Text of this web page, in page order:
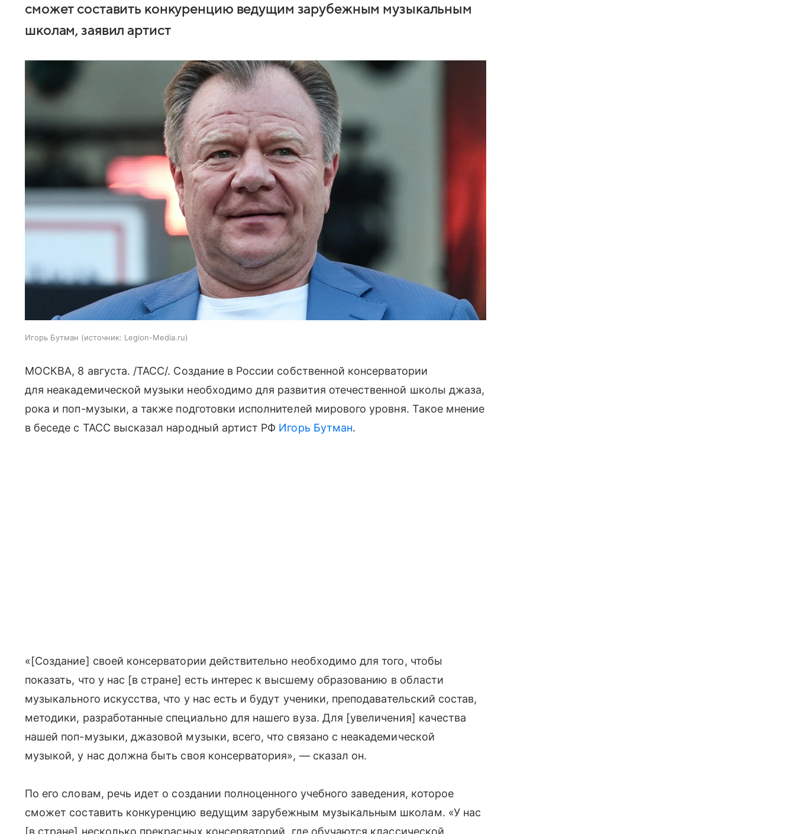
сможет составить конкуренцию ведущим зарубежным музыкальным
школам, заявил артист
Игорь Бутман источник: Legion-Media.ru
МОСКВА, 8 августа. /ТАСС/. Создание в России собственной консерватории
для неакадемической музыки необходимо для развития отечественной школы джаза,
рока и поп-музыки, а также подготовки исполнителей мирового уровня. Такое мнение
в беседе с ТАСС высказал народный артист РФ Игорь Бутман.
«[Создание] своей консерватории действительно необходимо для того, чтобы
показать, что у нас [в стране] есть интерес к высшему образованию в области
музыкального искусства, что у нас есть и будут ученики, преподавательский состав,
методики, разработанные специально для нашего вуза. Для [увеличения] качества
нашей поп-музыки, джазовой музыки, всего, что связано с неакадемической
музыкой, у нас должна быть своя консерватория», — сказал он.
По его словам, речь идет о создании полноценного учебного заведения, которое
сможет составить конкуренцию ведущим зарубежным музыкальным школам. «У нас
[в стране] несколько прекрасных консерваторий, где обучаются классической